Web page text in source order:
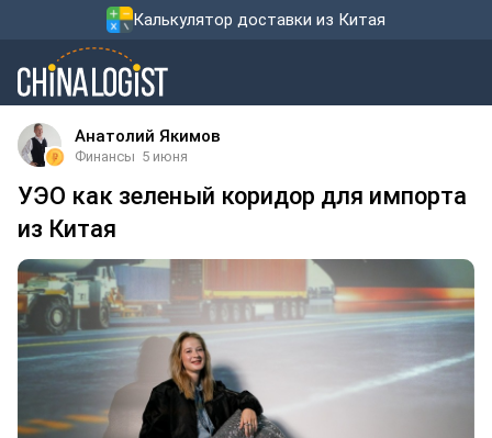
Калькулятор доставки из Китая
Анатолий Якимов
Финансы 5 июня
УЭО как зеленый коридор для импорта
из Китая